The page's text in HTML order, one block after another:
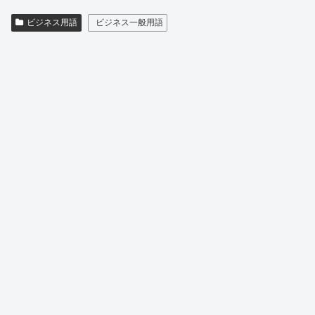
ビジネス用語 ビジネス一般用語